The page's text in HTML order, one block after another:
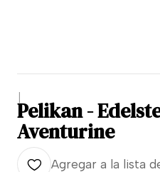
|
Pelikan -
Aventurine
Agregar a la lista